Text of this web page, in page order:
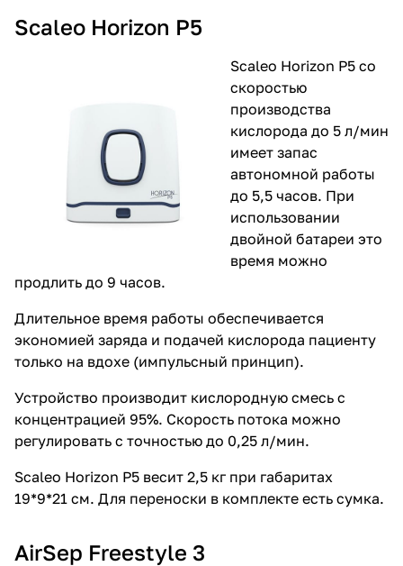
Scaleo Horizon P5
Scaleo Horizon P5 со
скоростью
производства
кислорода до 5 л/мин
имеет запас
автономной работы
до 5,5 часов. При
использовании
двойной батареи это
время можно
продлить до 9 часов.
Длительное время работы обеспечивается
экономией заряда и подачей кислорода пациенту
только на вдохе (импульсный принцип).
Устройство производит кислородную смесь с
концентрацией 95%. Скорость потока можно
регулировать с точностью до 0,25 л/мин.
Scaleo Horizon P5 весит 2,5 кг при габаритах
19*9*21 см. Для переноски в комплекте есть сумка.
AirSep Freestyle 3